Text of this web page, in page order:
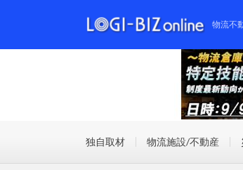
物流不
独自取材 物流施設/不動産